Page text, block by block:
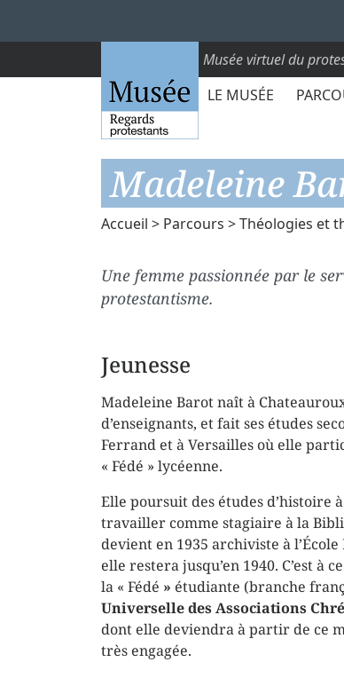
Musée virtuel du
LE MUSÉE
Madeleine
Accueil > Parcours >Théologies et
Une femme passionnée par le
protestantisme.
Jeunesse
Madeleine Barot naît à
d’enseignants, et fait ses études
Ferrand et à Versailles où elle
« Fédé » lycéenne.
Elle poursuit des études d’histoire
travailler comme stagiaire à la
devient en 1935 archiviste à
elle restera jusqu’en 1940. C’est à
la « Fédé » étudiante (branche
Universelle des Associations
dont elle deviendra à partir de ce
très engagée.